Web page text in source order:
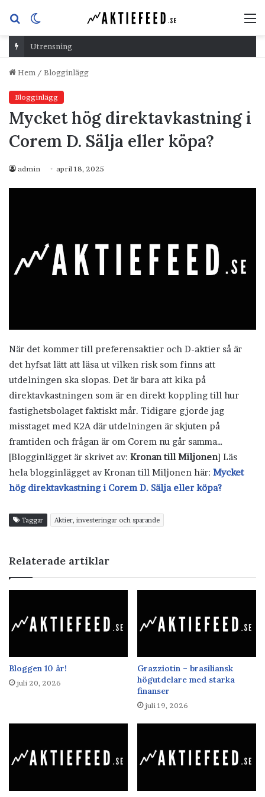
Sök
efterskin
Utrensning
Hem / Blogginlägg
Blogginlägg
Mycket hög direktavkastning i
Corem D. Sälja eller köpa?
admin april 18, 2025
När det kommer till preferensaktier och D-aktier så är
det hyfsat lätt att läsa ut vilken risk som finns att
utdelningen ska slopas. Det är bara att kika på
direktavkastningen som är en direkt koppling till hur
fastighetsbolaget faktiskt mår. Tidigare gjorde jag
misstaget med K2A där utdelningen är skjuten på
framtiden och frågan är om Corem nu går samma…
[Blogginlägget är skrivet av: Kronan till Miljonen] Läs
hela blogginlägget av Kronan till Miljonen här: Mycket
hög direktavkastning i Corem D. Sälja eller köpa?
Taggar Aktier, investeringar och sparande
Relaterade artiklar
Bloggen 10 år!
juli 20, 2026
Grazziotin – brasiliansk
högutdelare med starka
finanser
juli 19, 2026